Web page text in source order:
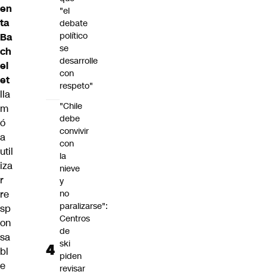
en
ta
Ba
ch
el
et
lla
m
ó
a
util
iza
r
re
sp
on
sa
bl
e
"el
debate
político
se
desarrolle
con
respeto"
"Chile
debe
convivir
con
la
nieve
y
no
paralizarse":
Centros
de
ski
piden
revisar